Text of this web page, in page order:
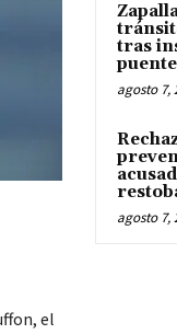
el
tras
agosto 7,
agosto 7,